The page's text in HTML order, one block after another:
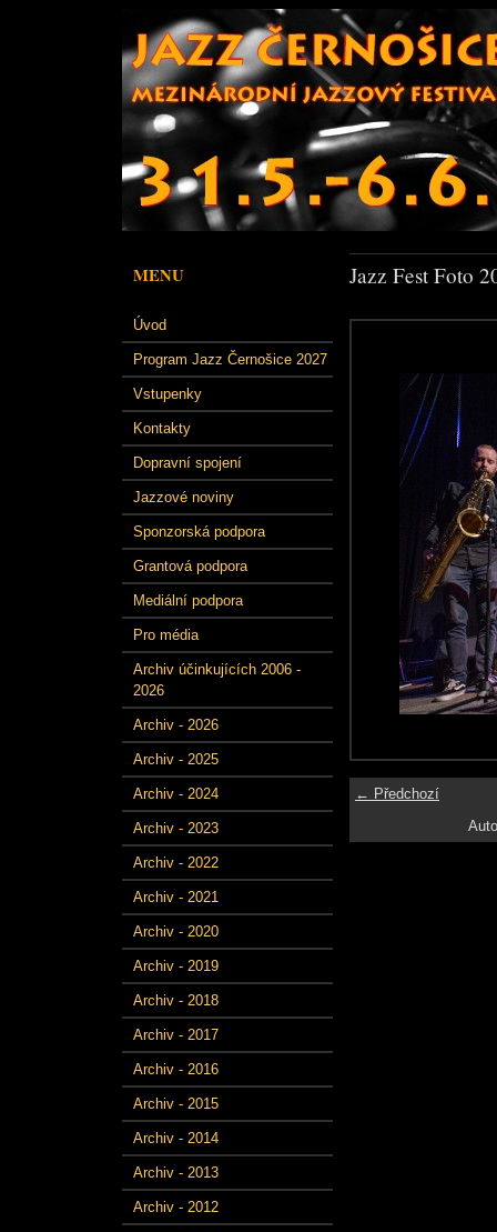
MENU
Úvod
Program Jazz Černošice 2027
Vstupenky
Kontakty
Dopravní spojení
Jazzové noviny
Sponzorská podpora
Grantová podpora
Mediální podpora
Pro média
Archiv účinkujících 2006 -
2026
Archiv - 2026
Archiv - 2025
Archiv - 2024
Archiv - 2023
Archiv - 2022
Archiv - 2021
Archiv - 2020
Archiv - 2019
Archiv - 2018
Archiv - 2017
Archiv - 2016
Archiv - 2015
Archiv - 2014
Archiv - 2013
Archiv - 2012
Jazz Fest Foto
← Předchozí